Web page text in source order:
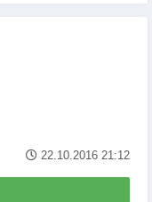
22.10.2016 21:12